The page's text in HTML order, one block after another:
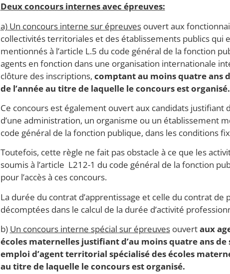
Deux concours internes avec épreuves:
a) Un concours interne sur épreuvesouvert aux
collectivités territoriales et des établissements publics qui
mentionnés à l’article L.5 du code général de la fonction
agents en fonction dans une organisation internationale
clôture des inscriptions, comptant au moins quatre ans
de l’année au titre de laquelle le concours est organisé.
Ce concours est également ouvert aux candidats justifiant
d’une administration, un organisme ou un établissement
code général de la fonction publique, dans les conditions
Toutefois, cette règle ne fait pas obstacle à ce que les
soumis à l’article L212-1 du code général de la fonction
pour l’accès à ces concours.
La durée du contrat d’apprentissage et celle du contrat de
décomptées dans le calcul de la durée d’activité
b) Un concours interne spécial sur épreuvesouvertaux
écoles maternelles justifiant d’au moins quatre ans
emploi d’agent territorial spécialisé des écoles
au titre de laquelle le concours est organisé.